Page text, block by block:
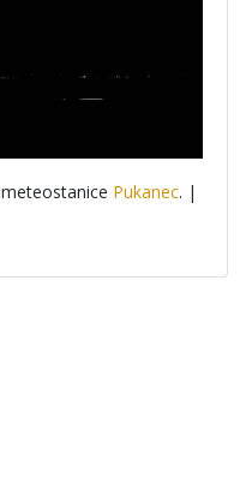
Pukanec. |